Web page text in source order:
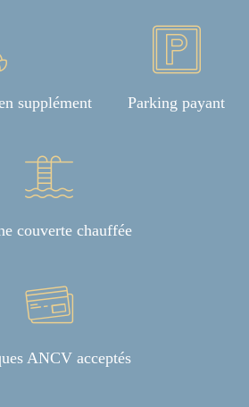
supplément Parking payant
couverte chauffée
ANCV acceptés